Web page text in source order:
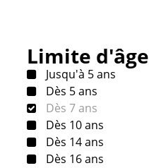
Limite d'âge
Jusqu'à 5 ans
Dès 5 ans
Dès 7 ans
Dès 10 ans
Dès 14 ans
Dès 16 ans